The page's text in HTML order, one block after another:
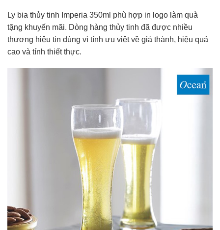
Ly bia thủy tinh Imperia 350ml phù hợp in logo làm quà
tặng khuyến mãi. Dòng hàng thủy tinh đã được nhiều
thương hiệu tin dùng vì tính ưu việt về giá thành, hiệu quả
cao và tính thiết thực.